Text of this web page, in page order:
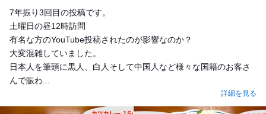
7年振り3回目の投稿です。
土曜日の昼12時訪問
有名な方のYouTube投稿されたのが影響なのか？
大変混雑していました。
日本人を筆頭に黒人、白人そして中国人など様々な国籍のお客さ
んで賑わ...
詳細を見る